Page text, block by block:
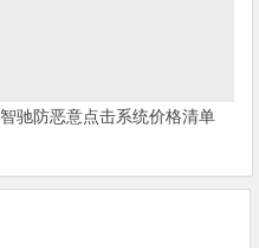
智驰防恶意点击系统价格清单